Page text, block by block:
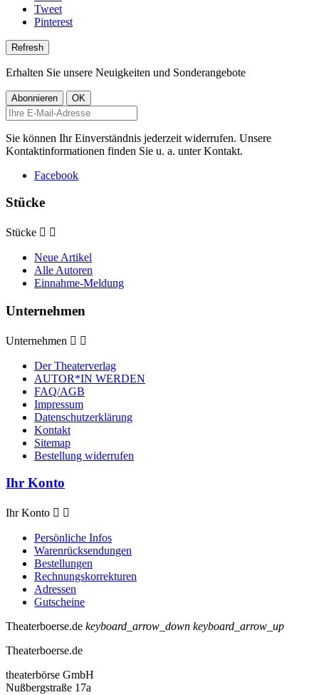
Tweet
Pinterest
Erhalten Sie unsere Neuigkeiten und Sonderangebote
Sie können Ihr Einverständnis jederzeit widerrufen. Unsere
Kontaktinformationen finden Sie u. a. unter Kontakt.
Facebook
Stücke
Stücke  
Neue Artikel
Alle Autoren
Einnahme-Meldung
Unternehmen
Unternehmen  
Der Theaterverlag
AUTOR*IN WERDEN
FAQ/AGB
Impressum
Datenschutzerklärung
Kontakt
Sitemap
Bestellung widerrufen
Ihr Konto
Ihr Konto  
Persönliche Infos
Warenrücksendungen
Bestellungen
Rechnungskorrekturen
Adressen
Gutscheine
Theaterboerse.de keyboard_arrow_down keyboard_arrow_up
Theaterboerse.de
theaterbörse GmbH
Nußbergstraße 17a